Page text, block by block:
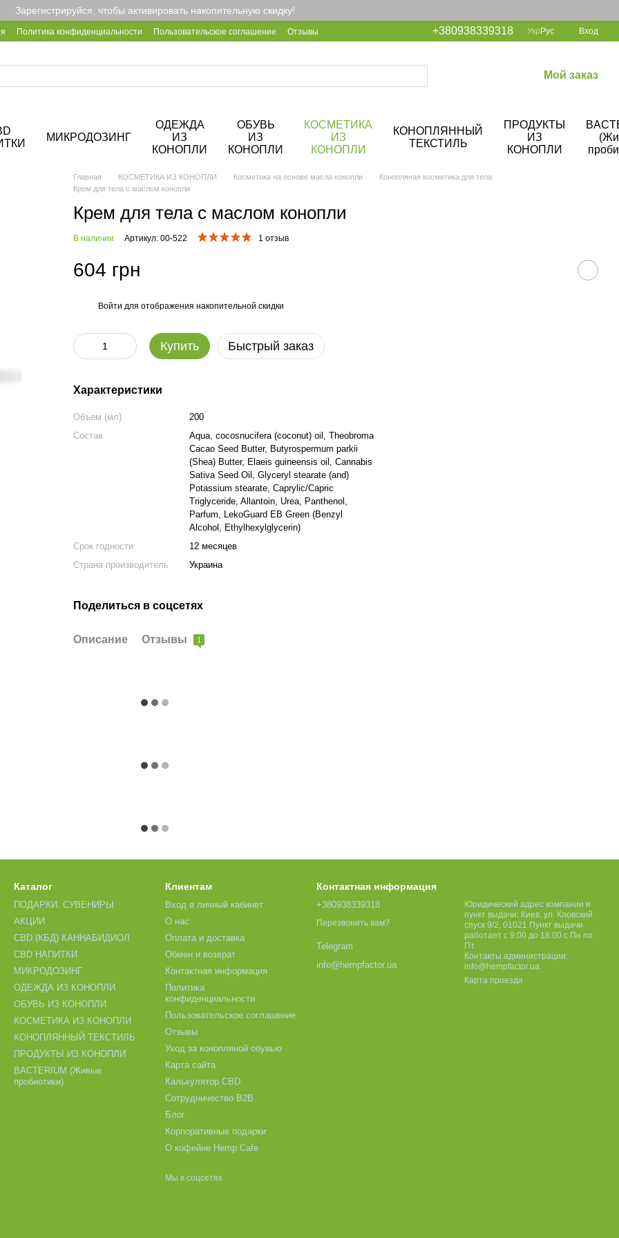
Зарегистрируйся, чтобы активировать накопительную скидку!
Политика конфиденциальности Пользовательское соглашение
Отзывы
+380938339318 Укр Рус Вход
Мой заказ
МИКРОДОЗИНГ
ОДЕЖДА
ИЗ
КОНОПЛИ
ОБУВЬ
ИЗ
КОНОПЛИ
КОСМЕТИКА
ИЗ
КОНОПЛИ
КОНОПЛЯННЫЙ
ТЕКСТИЛЬ
ПРОДУКТЫ
ИЗ
КОНОПЛИ
Главная КОСМЕТИКА ИЗ КОНОПЛИ Косметика на основе масла конопли
Конопляная косметика для тела
Крем для тела с маслом конопли
Крем для тела с маслом конопли
В наличии Артикул: 00-522 1 отзыв
604 грн
Войти для отображения накопительной скидки
Купить Быстрый заказ
Характеристики
Объем (мл)
200
Состав
Aqua, cocosnucifera (coconut) oil, Theobroma
Cacao Seed Butter, Butyrospermum parkii
(Shea) Butter, Elaeis guineensis oil, Cannabis
Sativa Seed Oil, Glyceryl stearate (and)
Potassium stearate, Caprylic/Capric
Triglyceride, Allantoin, Urea, Panthenol,
Parfum, LekoGuard EB Green (Benzyl
Alcohol, Ethylhexylglycerin)
Срок годности
12 месяцев
Страна производитель
Украина
Поделиться в соцсетях
Описание Отзывы 1
Каталог
ПОДАРКИ. СУВЕНИРЫ
АКЦИИ
CBD (КБД) КАННАБИДИОЛ
CBD НАПИТКИ
МИКРОДОЗИНГ
ОДЕЖДА ИЗ КОНОПЛИ
ОБУВЬ ИЗ КОНОПЛИ
КОСМЕТИКА ИЗ КОНОПЛИ
КОНОПЛЯННЫЙ ТЕКСТИЛЬ
ПРОДУКТЫ ИЗ КОНОПЛИ
BACTERIUM (Живые
пробиотики)
Клиентам
Вход в личный кабинет
О нас
Оплата и доставка
Обмен и возврат
Контактная информация
Политика
конфиденциальности
Пользовательское соглашение
Отзывы
Уход за конопляной обувью
Карта сайта
Калькулятор CBD
Сотрудничество B2B
Блог
Корпоративные подарки
О кофейне Hemp Cafe
Мы в соцсетях
Контактная информация
+380938339318
Перезвонить вам?
Telegram
info@hempfactor.ua
Юридический адрес компании и
пункт выдачи: Киев, ул. Кловский
спуск 9/2, 01021 Пункт выдачи
работает с 9:00 до 18:00 с Пн по
Пт.
Контакты администрации:
info@hempfactor.ua
Карта проезда